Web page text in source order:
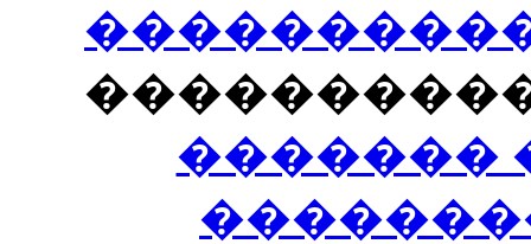
�������